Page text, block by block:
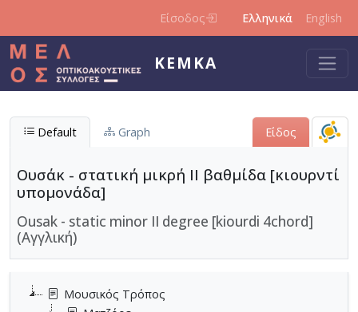
Είσοδος Ελληνικά English
ΚΕΜΚΑ
Default Graph Είδος
Ουσάκ - στατική μικρή II βαθμίδα [κιουρντί
υπομονάδα]
Ousak - static minor II degree [kiourdi 4chord]
(Αγγλική)
Μουσικός Τρόπος